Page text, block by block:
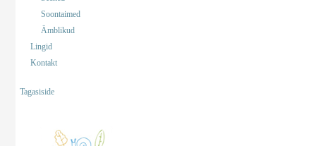
Soontaimed
Ämblikud
Lingid
Kontakt
Tagasiside